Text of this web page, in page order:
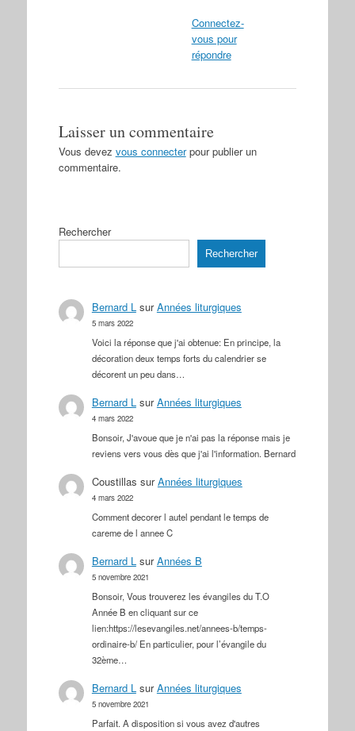
Connectez-
vous pour
répondre
Laisser un commentaire
Vous devez vous connecterpour publier un
commentaire.
Rechercher
Rechercher
Bernard L surAnnées liturgiques
5 mars 2022
Voici la réponse que j'ai obtenue: En principe, la
décoration deux temps forts du calendrier se
décorent un peu dans…
Bernard L surAnnées liturgiques
4 mars 2022
Bonsoir, J'avoue que je n'ai pas la réponse mais je
reviens vers vous dès que j'ai l'information. Bernard
Coustillas surAnnées liturgiques
4 mars 2022
Comment decorer l autel pendant le temps de
careme de l annee C
Bernard L surAnnées B
5 novembre 2021
Bonsoir, Vous trouverez les évangiles du T.O
Année B en cliquant sur ce
lien:https://lesevangiles.net/annees-b/temps-
ordinaire-b/ En particulier, pour l’évangile du
32ème…
Bernard L surAnnées liturgiques
5 novembre 2021
Parfait. A disposition si vous avez d'autres